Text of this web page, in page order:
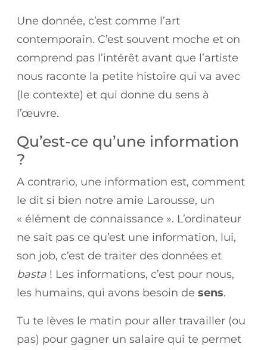
Une donnée, c’est comme l’art
contemporain. C’est souvent moche et on
comprend pas l’intérêt avant que l’artiste
nous raconte la petite histoire qui va avec
(le contexte) et qui donne du sens à
l’œuvre.
Qu’est-ce qu’une information
?
A contrario, une information est, comment
le dit si bien notre amie Larousse, un
« élément de connaissance ». L’ordinateur
ne sait pas ce qu’est une information, lui,
son job, c’est de traiter des données et
basta ! Les informations, c’est pour nous,
les humains, qui avons besoin de sens.
Tu te lèves le matin pour aller travailler (ou
pas) pour gagner un salaire qui te permet